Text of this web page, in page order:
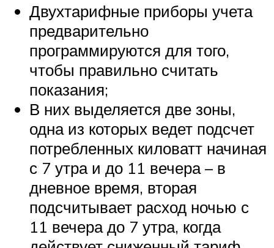
Двухтарифные приборы учета
предварительно
программируются для того,
чтобы правильно считать
показания;
В них выделяется две зоны,
одна из которых ведет подсчет
потребленных киловатт начиная
с 7 утра и до 11 вечера – в
дневное время, вторая
подсчитывает расход ночью с
11 вечера до 7 утра, когда